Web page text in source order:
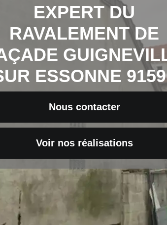
EXPERT DU
RAVALEMENT DE
ESSONNE
Nous contacter
Voir nos réalisations